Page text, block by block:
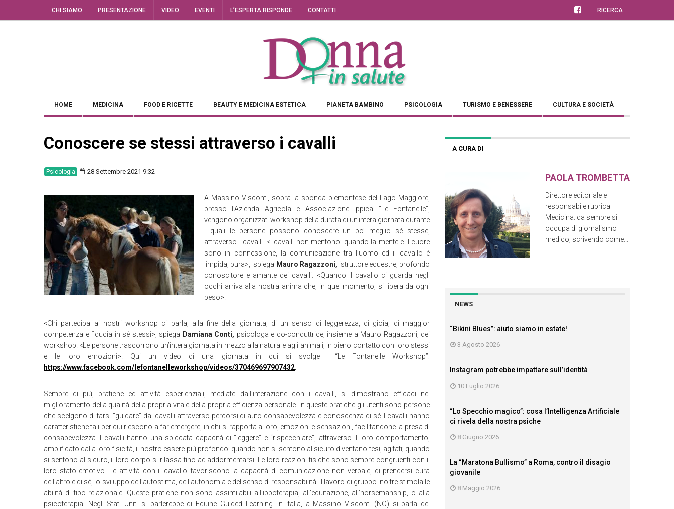
CHI SIAMO PRESENTAZIONE VIDEO EVENTI L’ESPERTA RISPONDE CONTATTI RICERCA
HOME MEDICINA FOOD E RICETTE BEAUTY E MEDICINA ESTETICA PIANETA BAMBINO PSICOLOGIA TURISMO E BENESSERE CULTURA E SOCIETÀ
Conoscere se stessi attraverso i cavalli
Psicologia 28 Settembre 2021 9:32
A Massino Visconti, sopra la sponda piemontese del Lago Maggiore,
presso l’Azienda Agricola e Associazione Ippica “Le Fontanelle”,
vengono organizzati workshop della durata di un’intera giornata durante
i quali le persone possono conoscere un po’ meglio sé stesse,
attraverso i cavalli. <I cavalli non mentono: quando la mente e il cuore
sono in connessione, la comunicazione tra l’uomo ed il cavallo è
limpida, pura>, spiega Mauro Ragazzoni, istruttore equestre, profondo
conoscitore e amante dei cavalli. <Quando il cavallo ci guarda negli
occhi arriva alla nostra anima che, in quel momento, si libera da ogni
peso>.
<Chi partecipa ai nostri workshop ci parla, alla fine della giornata, di un senso di leggerezza, di gioia, di maggior
competenza e fiducia in sé stessi>, spiega Damiana Conti, psicologa e co-conduttrice, insieme a Mauro Ragazzoni, dei
workshop. <Le persone trascorrono un’intera giornata in mezzo alla natura e agli animali, in pieno contatto con loro stessi
e le loro emozioni>. Qui un video di una giornata in cui si svolge “Le Fontanelle Workshop”:
https://www.facebook.com/lefontanelleworkshop/videos/370469697907432.
Sempre di più, pratiche ed attività esperienziali, mediate dall’interazione con i cavalli, si dimostrano efficaci nel
miglioramento della qualità della propria vita e della propria efficienza personale. In queste pratiche gli utenti sono persone
che scelgono di farsi “guidare” dai cavalli attraverso percorsi di auto-consapevolezza e conoscenza di sé. I cavalli hanno
caratteristiche tali per cui riescono a far emergere, in chi si rapporta a loro, emozioni e sensazioni, facilitandone la presa di
consapevolezza. I cavalli hanno una spiccata capacità di “leggere” e “rispecchiare”, attraverso il loro comportamento,
amplificato dalla loro fisicità, il nostro essere più profondo: quando non si sentono al sicuro diventano tesi, agitati; quando
si sentono al sicuro, il loro corpo si rilassa fino ad addormentarsi. Le loro reazioni fisiche sono sempre congruenti con il
loro stato emotivo. Le attività con il cavallo favoriscono la capacità di comunicazione non verbale, di prendersi cura
dell’altro e di sé, lo sviluppo dell’autostima, dell’autonomia e del senso di responsabilità. Il lavoro di gruppo inoltre stimola le
abilità di tipo relazionale. Queste pratiche non sono assimilabili all’ippoterapia, all’equitazione, all’horsemanship, o alla
psicoterapia. Negli Stati Uniti si parlerebbe di Equine Guided Learning. In Italia, a Massino Visconti (NO) si parla dei
A CURA DI
PAOLA TROMBETTA
Direttore editoriale e
responsabile rubrica
Medicina: da sempre si
occupa di giornalismo
medico, scrivendo come...
NEWS
“Bikini Blues”: aiuto siamo in estate!
3 Agosto 2026
Instagram potrebbe impattare sull’identità
10 Luglio 2026
“Lo Specchio magico”: cosa l’Intelligenza Artificiale
ci rivela della nostra psiche
8 Giugno 2026
La “Maratona Bullismo” a Roma, contro il disagio
giovanile
8 Maggio 2026